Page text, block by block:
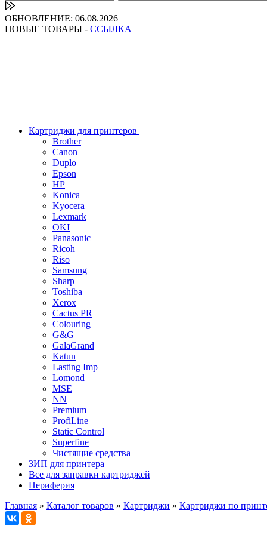
ОБНОВЛЕНИЕ: 06.08.2026
НОВЫЕ ТОВАРЫ - ССЫЛКА
Картриджи для принтеров
Brother
Canon
Duplo
Epson
HP
Konica
Kyocera
Lexmark
OKI
Panasonic
Ricoh
Riso
Samsung
Sharp
Toshiba
Xerox
Cactus PR
Colouring
G&G
GalaGrand
Katun
Lasting Imp
Lomond
MSE
NN
Premium
ProfiLine
Static Control
Superfine
Чистящие средства
ЗИП для принтера
Все для заправки картриджей
Периферия
Главная » Каталог товаров » Картриджи » Картриджи по